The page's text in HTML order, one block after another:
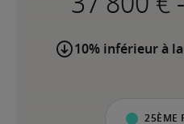
10% inférieur à